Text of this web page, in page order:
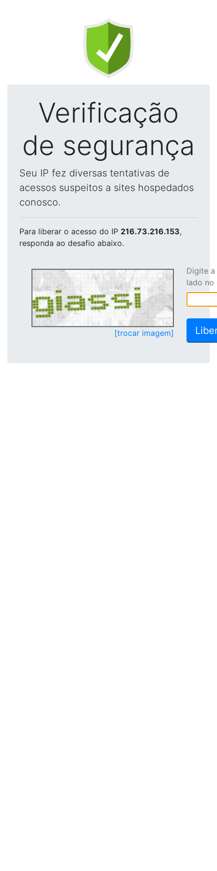
Verificação
de segurança
Seu IP fez diversas tentativas de
acessos suspeitos a sites hospedados
conosco.
Para liberar o acesso do IP 216.73.216.153,
responda ao desafio abaixo.
[trocar imagem]
Digite
lado no